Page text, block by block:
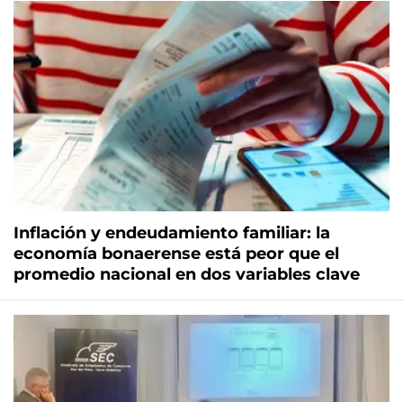
Inflación y endeudamiento familiar: la
economía bonaerense está peor que el
promedio nacional en dos variables clave